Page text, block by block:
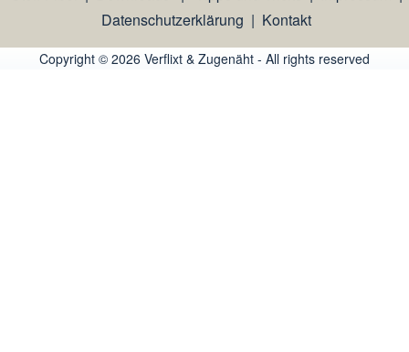
Datenschutzerklärung | Kontakt
Copyright © 2026 Verflixt & Zugenäht - All rights reserved